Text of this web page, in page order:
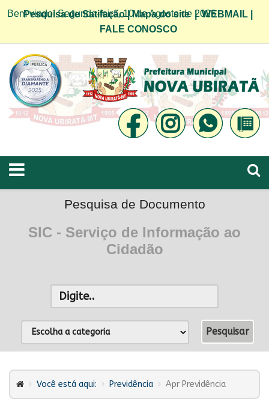
Bem vindo! Segunda-feira, 10 de Agosto de 2026
Pesquisa de Satifação|Mapa do site|WEBMAIL
FALE CONOSCO
Pesquisa de Documento
SIC - Serviço de Informação ao
Cidadão
Você está aqui: Previdência Apr Previdência